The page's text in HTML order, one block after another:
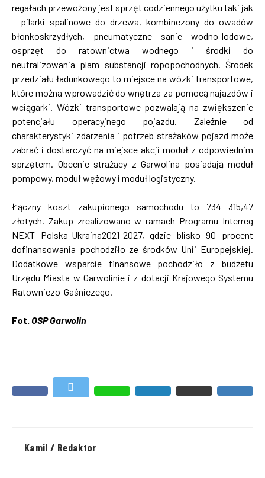
regałach przewożony jest sprzęt codziennego użytku taki jak
– pilarki spalinowe do drzewa, kombinezony do owadów
błonkoskrzydłych, pneumatyczne sanie wodno-lodowe,
osprzęt do ratownictwa wodnego i środki do
neutralizowania plam substancji ropopochodnych. Środek
przedziału ładunkowego to miejsce na wózki transportowe,
które można wprowadzić do wnętrza za pomocą najazdów i
wciągarki. Wózki transportowe pozwalają na zwiększenie
potencjału operacyjnego pojazdu. Zależnie od
charakterystyki zdarzenia i potrzeb strażaków pojazd może
zabrać i dostarczyć na miejsce akcji moduł z odpowiednim
sprzętem. Obecnie strażacy z Garwolina posiadają moduł
pompowy, moduł wężowy i moduł logistyczny.
Łączny koszt zakupionego samochodu to 734 315,47
złotych. Zakup zrealizowano w ramach Programu Interreg
NEXT Polska-Ukraina2021-2027, gdzie blisko 90 procent
dofinansowania pochodziło ze środków Unii Europejskiej.
Dodatkowe wsparcie finansowe pochodziło z budżetu
Urzędu Miasta w Garwolinie i z dotacji Krajowego Systemu
Ratowniczo-Gaśniczego.
Fot. OSP Garwolin
Kamil / Redaktor